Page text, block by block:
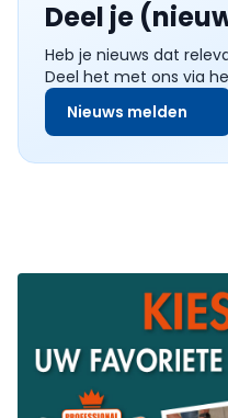
Deel je
Heb je nieuws dat
Deel het met ons via
Nieuws melden